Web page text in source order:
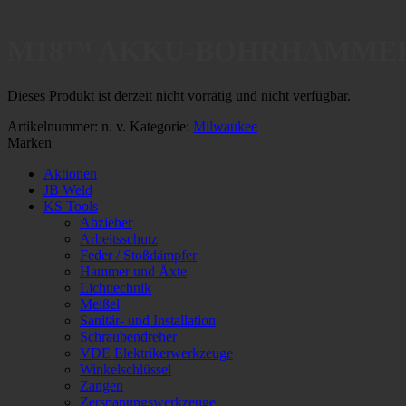
Dieses Produkt ist derzeit nicht vorrätig und nicht verfügbar.
Artikelnummer: n. v. Kategorie: Milwaukee
Marken
Aktionen
JB Weld
KS Tools
Abzieher
Arbeitsschutz
Feder / Stoßdämpfer
Hammer und Äxte
Lichttechnik
Meißel
Sanitär- und Installation
Schraubendreher
VDE Elektrikerwerkzeuge
Winkelschlüssel
Zangen
Zerspanungswerkzeuge